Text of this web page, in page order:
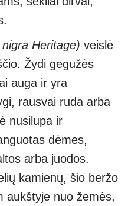
Heritage) veislė
Žydi gegužės
auga ir yra
rausvai ruda arba
nusilupa ir
dėmes,
arba juodos.
kamienų, šio beržo
aukštyje nuo žemės,